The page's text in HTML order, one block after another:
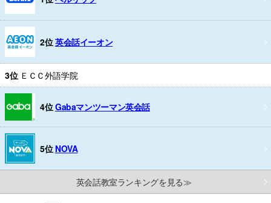
2位英会話イーオン
3位 ＥＣＣ外語学院
4位Gabaマンツーマン英会話
5位 NOVA
英会話教室ランキングを見る≫